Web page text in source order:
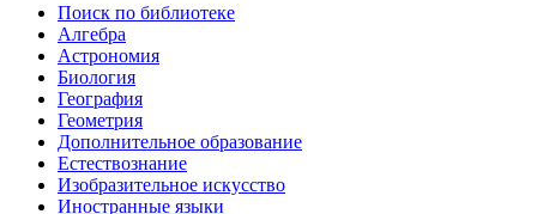
Поиск по библиотеке
Алгебра
Астрономия
Биология
География
Геометрия
Дополнительное образование
Естествознание
Изобразительное искусство
Иностранные языки